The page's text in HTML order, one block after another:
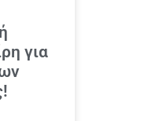
για